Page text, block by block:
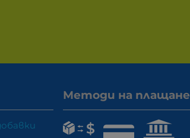
Методи на плащане